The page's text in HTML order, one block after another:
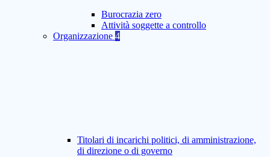
Burocrazia zero
Attività soggette a controllo
Organizzazione 4
Titolari di incarichi politici, di amministrazione,
di direzione o di governo